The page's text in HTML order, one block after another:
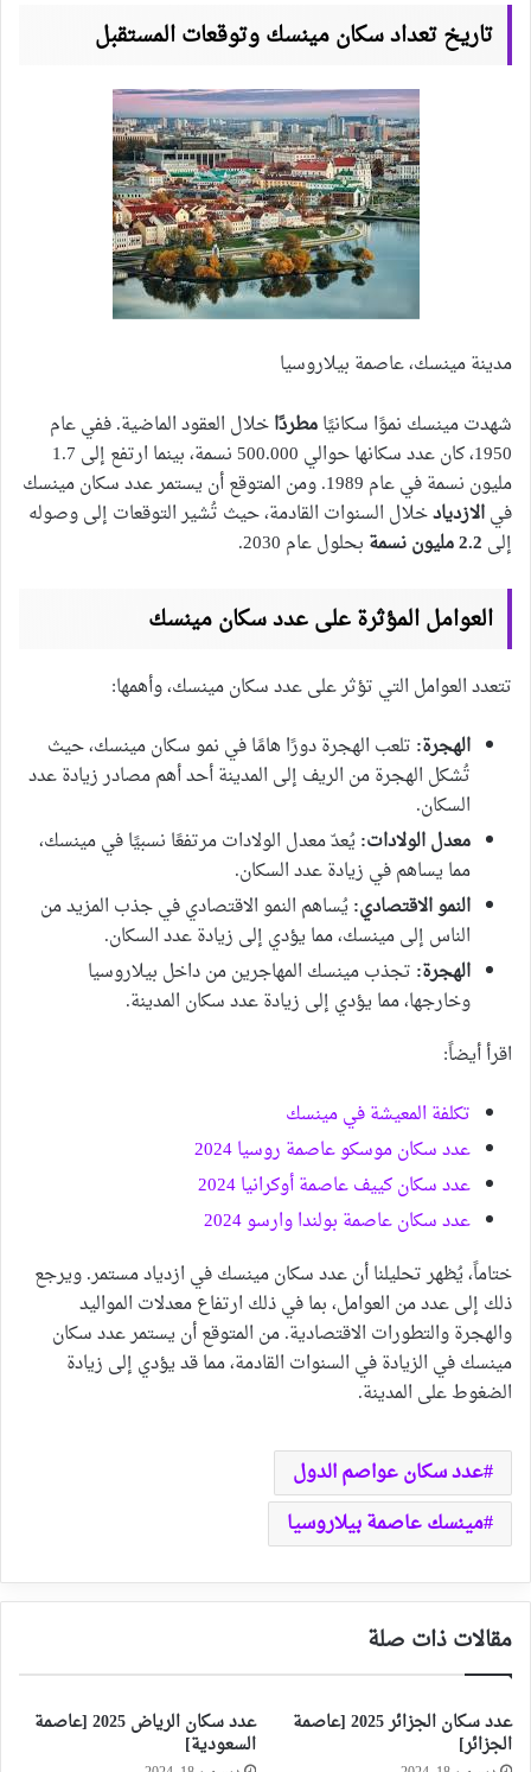
تاريخ تعداد سكان مينسك وتوقعات المستقبل
مدينة مينسك، عاصمة بيلاروسيا
شهدت مينسك نموًا سكانيًامطردًاخلال العقود الماضية. ففي عام
1950، كان عدد سكانها حوالي 500.000 نسمة، بينما ارتفع إلى 1.7
مليون نسمة في عام 1989. ومن المتوقع أن يستمر عدد سكان مينسك
فيالازديادخلال السنوات القادمة، حيث تُشير التوقعات إلى وصوله
إلى 2.2 مليون نسمة بحلول عام 2030.
العوامل المؤثرة على عدد سكان مينسك
تتعدد العوامل التي تؤثر على عدد سكان مينسك، وأهمها:
الهجرة: تلعب الهجرة دورًا هامًا في نمو سكان مينسك، حيث
تُشكل الهجرة من الريف إلى المدينة أحد أهم مصادر زيادة عدد
السكان.
معدل الولادات:يُعدّ معدل الولادات مرتفعًا نسبيًا في مينسك،
مما يساهم في زيادة عدد السكان.
النمو الاقتصادي:يُساهم النمو الاقتصادي في جذب المزيد من
الناس إلى مينسك، مما يؤدي إلى زيادة عدد السكان.
الهجرة: تجذب مينسك المهاجرين من داخل بيلاروسيا
وخارجها، مما يؤدي إلى زيادة عدد سكان المدينة.
اقرأ أيضاً:
تكلفة المعيشة في مينسك
عدد سكان موسكو عاصمة روسيا 2024
عدد سكان كييف عاصمة أوكرانيا 2024
عدد سكان عاصمة بولندا وارسو 2024
ختاماً، يُظهر تحليلنا أن عدد سكان مينسك في ازدياد مستمر. ويرجع
ذلك إلى عدد من العوامل، بما في ذلك ارتفاع معدلات المواليد
والهجرة والتطورات الاقتصادية. من المتوقع أن يستمر عدد سكان
مينسك في الزيادة في السنوات القادمة، مما قد يؤدي إلى زيادة
الضغوط على المدينة.
عدد سكان عواصم الدول
مينسك عاصمة بيلاروسيا
مقالات ذات صلة
عدد سكان الجزائر 2025 [عاصمة
الجزائر]
عدد سكان الرياض 2025 [عاصمة
السعودية]